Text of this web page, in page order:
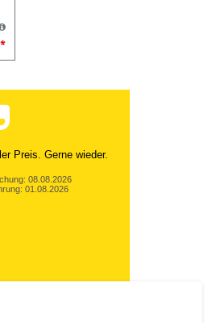
Preis. Gerne wieder.
08.08.2026
01.08.2026